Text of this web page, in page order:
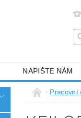
NAPIŠTE NÁM
Pracovní